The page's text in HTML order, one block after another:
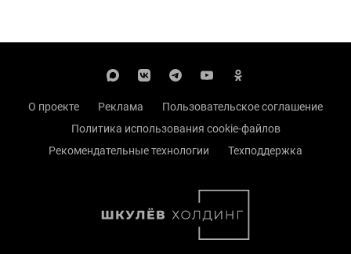
О проекте Реклама
Пользовательское соглашение
Политика использования cookie-файлов
Рекомендательные технологии
Техподдержка